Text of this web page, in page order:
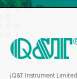
¡Q&T Instrument